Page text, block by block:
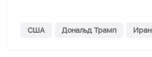
США Дональд Трамп Иран